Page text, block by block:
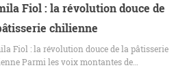
Fiol : la révolution douce de
chilienne
Fiol : la révolution douce de la pâtisserie
Parmi les voix montantes de…